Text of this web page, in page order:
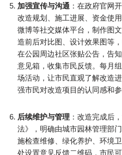
加强宣传与沟通 ：在政府官网
改造规划、施工进展、资金使
微博等社交媒体平台，制作图
造前后对比图、设计效果图等
在公园周边社区张贴公告，告
意见箱，收集市民反馈。每月
场活动，让市民直观了解改造
强市民对改造项目的认同感和参
后续维护与管理 ：改造完成后
法》，明确由城市园林管理部
施检查维修、绿化养护、环境
处设置意见反馈二维码，市民